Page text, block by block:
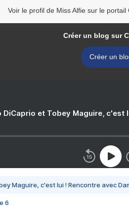
Voir le profil de Miss Alfie sur le portail
Créer un blog sur
Créer un
DiCaprio et Tobey Maguire, c'est
Maguire, c'est lui ! Rencontre avec
6